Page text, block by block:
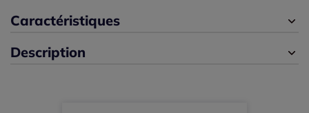
50/52 -épuisé
Caractéristiques
Description